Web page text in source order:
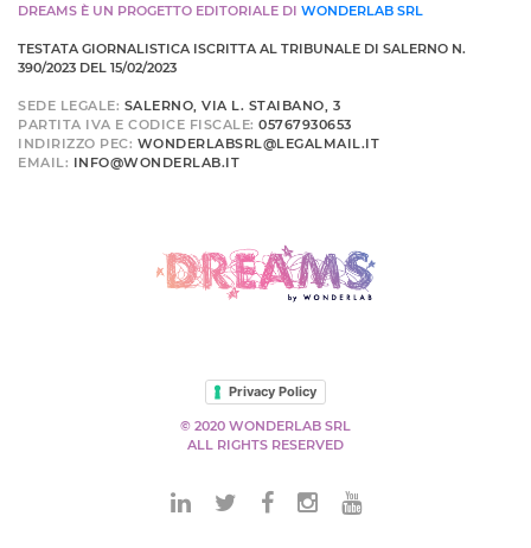
DREAMS È UN PROGETTO EDITORIALE DI WONDERLAB SRL
TESTATA GIORNALISTICA ISCRITTA AL TRIBUNALE DI SALERNO N.
390/2023 DEL 15/02/2023
SEDE LEGALE: SALERNO, VIA L. STAIBANO, 3
PARTITA IVA E CODICE FISCALE: 05767930653
INDIRIZZO PEC: WONDERLABSRL@LEGALMAIL.IT
EMAIL: INFO@WONDERLAB.IT
Privacy Policy
© 2020 WONDERLAB SRL
ALL RIGHTS RESERVED